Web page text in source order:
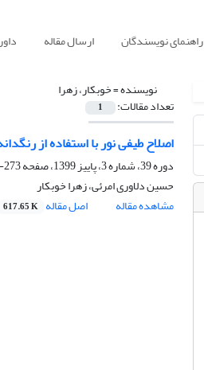
راهنمای نویسندگان ارسال مقاله
نویسنده =خوبکار، زهرا
تعداد مقالات: 1
اصلاح طیفی نور با استفاده از
دوره 39، شماره 3، پاییز 1399، صفحه
273-281
حسین دلاوری امرئی، زهرا خوبکار
مشاهده مقاله
اصل مقاله 617.65 K